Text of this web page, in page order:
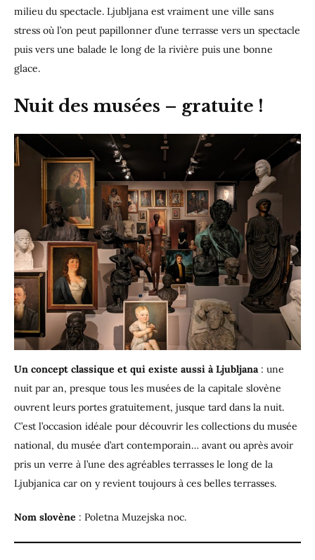
milieu du spectacle. Ljubljana est vraiment une ville sans
stress où l’on peut papillonner d’une terrasse vers un spectacle
puis vers une balade le long de la rivière puis une bonne
glace.
Nuit des musées – gratuite !
Un concept classique et qui existe aussi à Ljubljana : une
nuit par an, presque tous les musées de la capitale slovène
ouvrent leurs portes gratuitement, jusque tard dans la nuit.
C’est l’occasion idéale pour découvrir les collections du musée
national, du musée d’art contemporain… avant ou après avoir
pris un verre à l’une des agréables terrasses le long de la
Ljubjanica car on y revient toujours à ces belles terrasses.
Nom slovène : Poletna Muzejska noc.